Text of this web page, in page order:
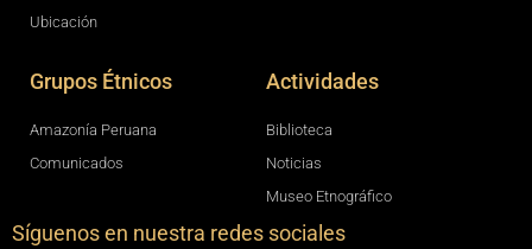
Ubicación
Grupos Étnicos
Amazonía Peruana
Comunicados
Actividades
Biblioteca
Noticias
Museo Etnográfico
Síguenos en nuestra redes sociales